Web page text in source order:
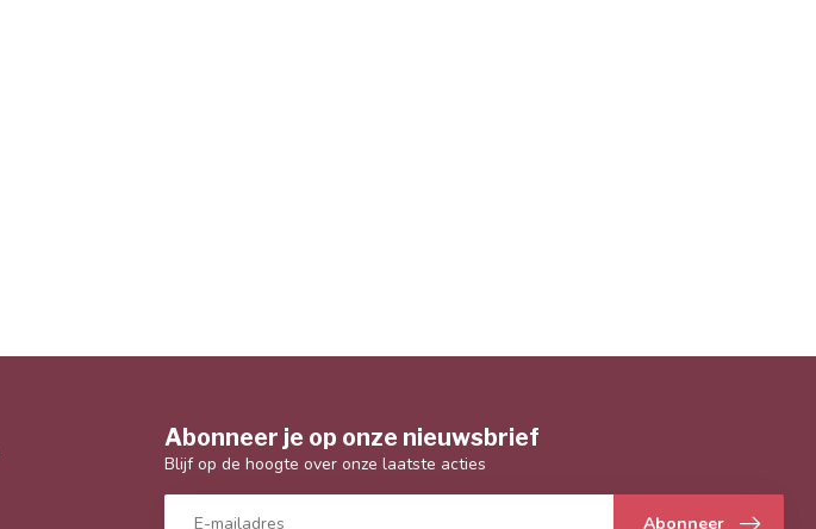
Abonneer je op onze nieuwsbrief
Blijf op de hoogte over onze laatste acties
Abonneer